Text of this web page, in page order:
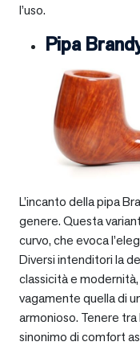
l’uso.
Pipa
L’incanto della pipa
genere. Questa
curvo, che evoca
Diversi intenditori la
classicità e
vagamente quella di
armonioso. Tenere tra
sinonimo di comfort